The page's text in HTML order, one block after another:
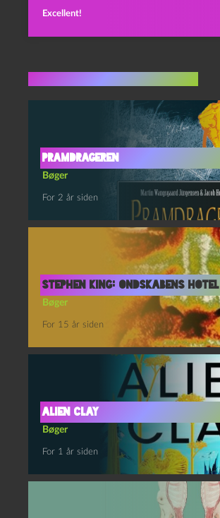
Excellent!
Pramdrageren
Bøger
For 2 år siden
Stephen King: Ondskabens hotel
Bøger
For 15 år siden
Alien Clay
Bøger
For 1 år siden